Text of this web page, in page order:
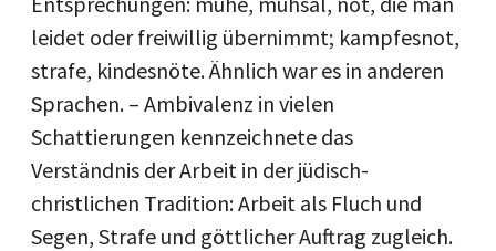
leidet oder freiwillig übernimmt; kampfesnot,
strafe, kindesnöte. Ähnlich war es in anderen
Sprachen. – Ambivalenz in vielen
Schattierungen kennzeichnete das
Verständnis der Arbeit in der jüdisch-
christlichen Tradition: Arbeit als Fluch und
Segen, Strafe und göttlicher Auftrag zugleich.